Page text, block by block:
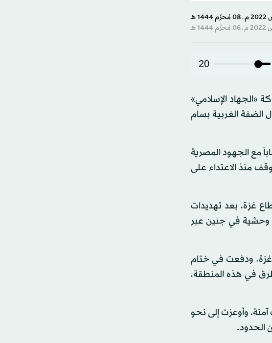
20
«الجهاد الإسلامي»
الضفة الغربية بسام
مع الجهود المصرية
منذ الاعتداء على
غزة، بعد تهديدات
وحشية في جنين عبر
غزة. ودفعت في ختام
الطرق في هذه المنطقة،
وأوعزت إلى نحو